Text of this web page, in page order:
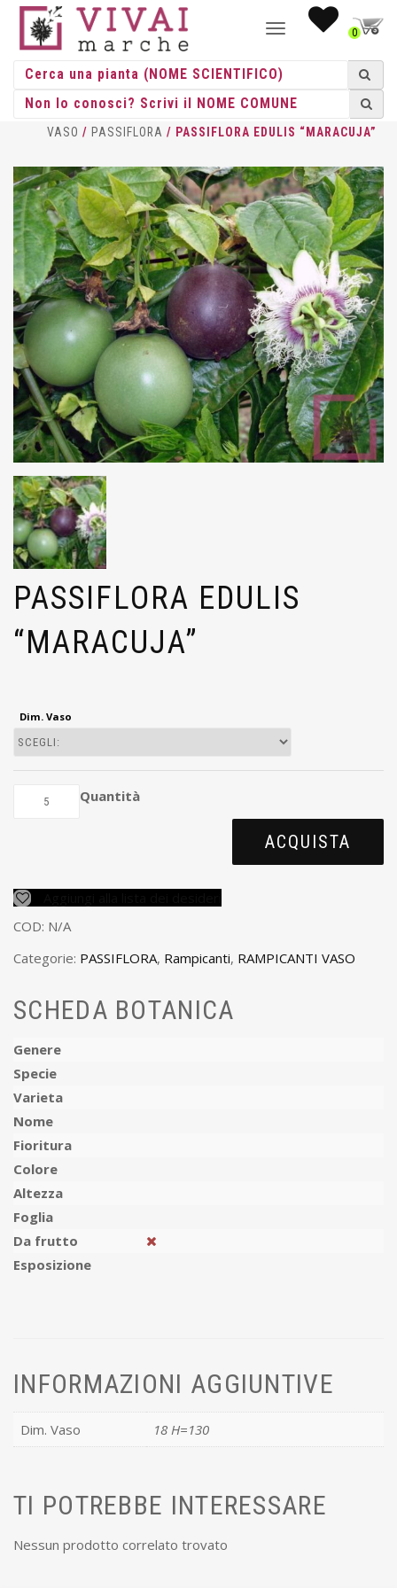
NAVIGAZIONE0
HOME / RAMPICANTI / RAMPICANTI
VASO / PASSIFLORA / PASSIFLORA EDULIS “MARACUJA”
PASSIFLORA EDULIS
“MARACUJA”
Dim. Vaso
Quantità
ACQUISTA
COD: N/A
Categorie: PASSIFLORA, Rampicanti, RAMPICANTI VASO
SCHEDA BOTANICA
Genere
Specie
Varieta
Nome
Fioritura
Colore
Altezza
Foglia
Da frutto
Esposizione
INFORMAZIONI AGGIUNTIVE
Dim. Vaso 18 H=130
TI POTREBBE INTERESSARE
Nessun prodotto correlato trovato